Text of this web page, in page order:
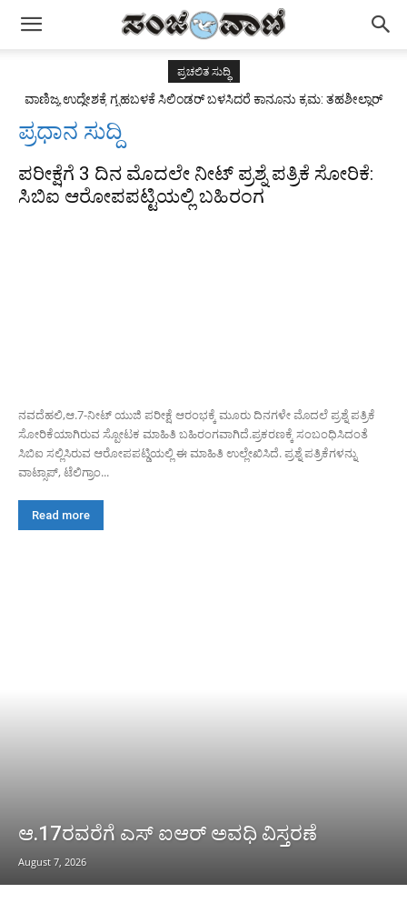
ಪ್ರಚಲಿತ ಸುದ್ಧಿ
ವಾಣಿಜ್ಯ ಉದ್ದೇಶಕ್ಕೆ ಗೃಹಬಳಕೆ ಸಿಲಿಂಡರ್ ಬಳಸಿದರೆ ಕಾನೂನು ಕ್ರಮ: ತಹಶೀಲ್ದಾರ್
ಪ್ರಧಾನ ಸುದ್ದಿ
ಪರೀಕ್ಷೆಗೆ 3 ದಿನ ಮೊದಲೇ ನೀಟ್ ಪ್ರಶ್ನೆ ಪತ್ರಿಕೆ ಸೋರಿಕೆ:
ಸಿಬಿಐ ಆರೋಪಪಟ್ಟಿಯಲ್ಲಿ ಬಹಿರಂಗ
ನವದೆಹಲಿ,ಆ.7-ನೀಟ್ ಯುಜಿ ಪರೀಕ್ಷೆ ಆರಂಭಕ್ಕೆ ಮೂರು ದಿನಗಳೇ ಮೊದಲೆ‌ ಪ್ರಶ್ನೆ ಪತ್ರಿಕೆ
ಸೋರಿಕೆಯಾಗಿರುವ ಸ್ಪೋಟಕ ಮಾಹಿತಿ ಬಹಿರಂಗವಾಗಿದೆ.ಪ್ರಕರಣಕ್ಕೆ ಸಂಬಂಧಿಸಿದಂತೆ
ಸಿಬಿಐ ಸಲ್ಲಿಸಿರುವ ಆರೋಪಪಟ್ಡಿಯಲ್ಲಿ ಈ ಮಾಹಿತಿ ಉಲ್ಲೇಖಿಸಿದೆ. ಪ್ರಶ್ನೆ ಪತ್ರಿಕೆಗಳನ್ನು
ವಾಟ್ಸಾಪ್, ಟೆಲಿಗ್ರಾಂ...
Read more
ಆ.17ರವರೆಗೆ ಎಸ್ ಐಆರ್ ಅವಧಿ ವಿಸ್ತರಣೆ
August 7, 2026